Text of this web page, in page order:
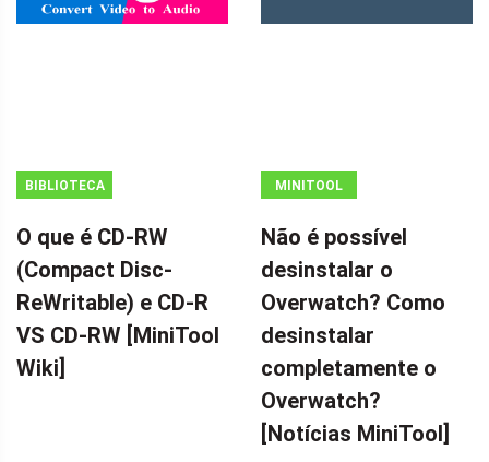
BIBLIOTECA
WIKI
O que é CD-RW
(Compact Disc-
ReWritable) e CD-R
VS CD-RW [MiniTool
Wiki]
MINITOOL
Não é possível
desinstalar o
Overwatch? Como
desinstalar
completamente o
Overwatch?
[Notícias MiniTool]